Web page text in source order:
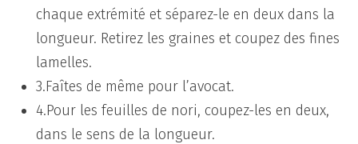
chaque extrémité et séparez-le en deux dans la
longueur. Retirez les graines et coupez des fines
lamelles.
3.Faîtes de même pour l’avocat.
4.Pour les feuilles de nori, coupez-les en deux,
dans le sens de la longueur.